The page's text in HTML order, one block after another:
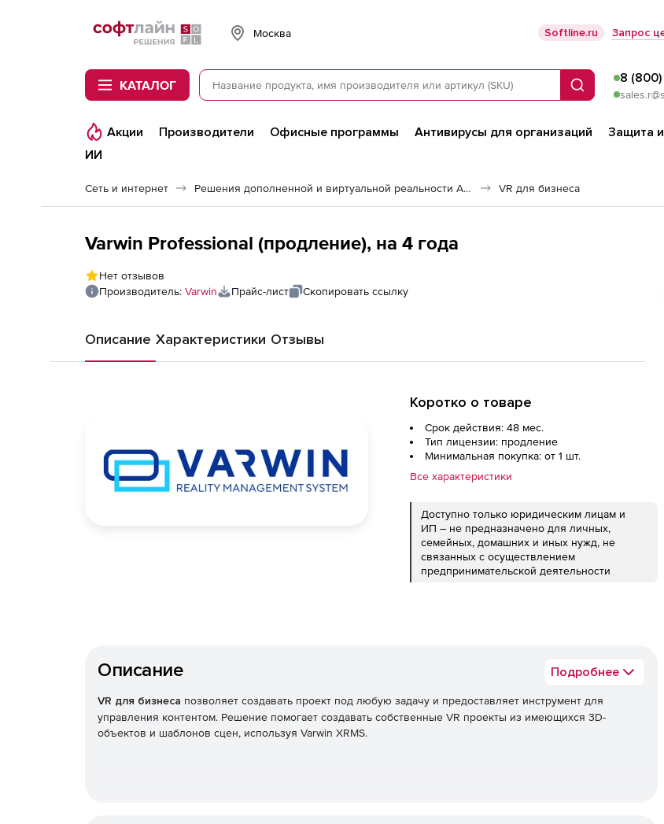
Softline
Москва Softline.ru Запрос
КАТАЛОГ Поиск
8
Акции Производители Офисные программы Антивирусы для организаций Защита
ИИ
Сеть и интернет Решения дополненной и виртуальной реальности AR/VR VR для бизнеса
Varwin Professional (продление), на 4 года
Нет отзывов
Производитель: Varwin Прайс-лист Скопировать ссылку
Описание Характеристики Отзывы
Коротко о товаре
Срок действия: 48 мес.
Тип лицензии: продление
Минимальная покупка: от 1 шт.
Все характеристики
Доступно только юридическим лицам и
ИП – не предназначено для личных,
семейных, домашних и иных нужд, не
связанных с осуществлением
предпринимательской деятельности
Описание Подробнее
VR для бизнеса позволяет создавать проект под любую задачу и предоставляет инструмент для
управления контентом. Решение помогает создавать собственные VR проекты из имеющихся 3D-
объектов и шаблонов сцен, используя Varwin XRMS.